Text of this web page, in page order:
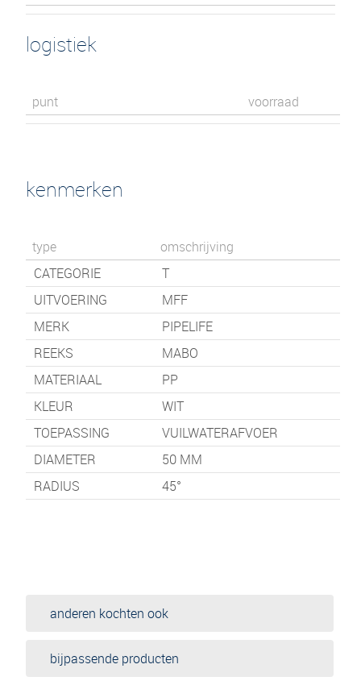
logistiek
punt voorraad
kenmerken
type
omschrijving
CATEGORIE
T
UITVOERING
MFF
MERK
PIPELIFE
REEKS
MABO
MATERIAAL
PP
KLEUR
WIT
TOEPASSING
VUILWATERAFVOER
DIAMETER
50 MM
RADIUS
45°
anderen kochten ook
bijpassende producten